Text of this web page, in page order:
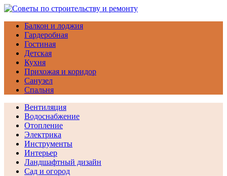
Балкон и лоджия
Гардеробная
Гостиная
Детская
Кухня
Прихожая и коридор
Санузел
Спальня
Вентиляция
Водоснабжение
Отопление
Электрика
Инструменты
Интерьер
Ландшафтный дизайн
Сад и огород